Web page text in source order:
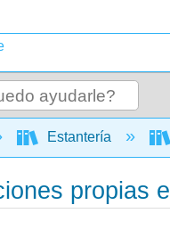
jerarquía
Estantería
propias